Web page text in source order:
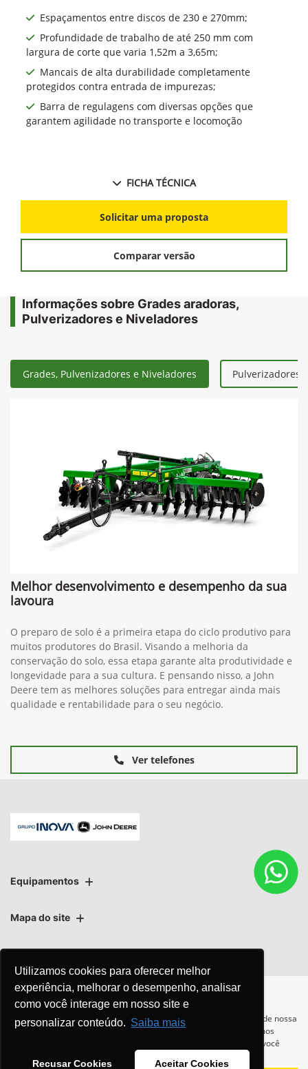
Utilizamos cookies para oferecer melhor
experiência, melhorar o desempenho, analisar
como você interage em nosso site e
personalizar conteúdo. Saiba mais
Recusar Cookies Aceitar Cookies
Espaçamentos entre discos de 230 e 270mm​;
Profundidade de trabalho de até 250 mm com
largura de corte que varia 1,52m a 3,65m;
Mancais de alta durabilidade completamente
protegidos contra entrada de impurezas;
Barra de regulagens com diversas opções que
garantem agilidade no transporte e locomoção
FICHA TÉCNICA
Solicitar uma proposta
Comparar versão
Informações sobre Grades aradoras,
Pulverizadores e Niveladores
Grades, Pulvenizadores e Niveladores Pulverizadores
Melhor desenvolvimento e desempenho da sua
lavoura
O preparo de solo é a primeira etapa do ciclo produtivo para
muitos produtores do Brasil. Visando a melhoria da
conservação do solo, essa etapa garante alta produtividade e
longevidade para a sua cultura. E pensando nisso, a John
Deere tem as melhores soluções para entregar ainda mais
qualidade e rentabilidade para o seu negócio.
Ver telefones
Equipamentos
Mapa do site
Para otimizar sua experiência durante a navegação, fazemos uso de nossa
política de cookies e para proteger seus dados pessoais respeitamos
. Ao seguir com a navegação e visita você